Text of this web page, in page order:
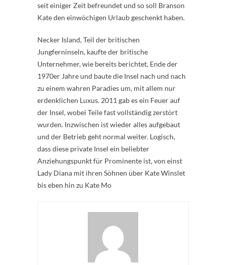
seit einiger Zeit befreundet und so soll Branson
Kate den einwöchigen Urlaub geschenkt haben.
Necker Island, Teil der britischen
Jungferninseln, kaufte der britische
Unternehmer, wie bereits berichtet, Ende der
1970er Jahre und baute die Insel nach und nach
zu einem wahren Paradies um, mit allem nur
erdenklichen Luxus. 2011 gab es ein Feuer auf
der Insel, wobei Teile fast vollständig zerstört
wurden. Inzwischen ist wieder alles aufgebaut
und der Betrieb geht normal weiter. Logisch,
dass diese private Insel ein beliebter
Anziehungspunkt für Prominente ist, von einst
Lady Diana mit ihren Söhnen über Kate Winslet
bis eben hin zu Kate Mo